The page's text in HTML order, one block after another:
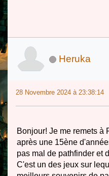
Heruka
28 Novembre 2024 à 23:38:14
Bonjour! Je me remets à
après une 15ène
pas mal de pathfinder et
C'est un des jeux sur